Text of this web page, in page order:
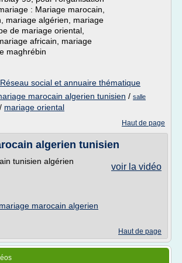
: Mariage marocain,
mariage algérien, mariage
de mariage oriental,
africain, mariage
maghrébin
social et annuaire thématique
marocain algerien tunisien / salle
/ mariage oriental
Haut de page
algerien tunisien
voir la vidéo
tunisien algérien
mariage marocain algerien
Haut de page